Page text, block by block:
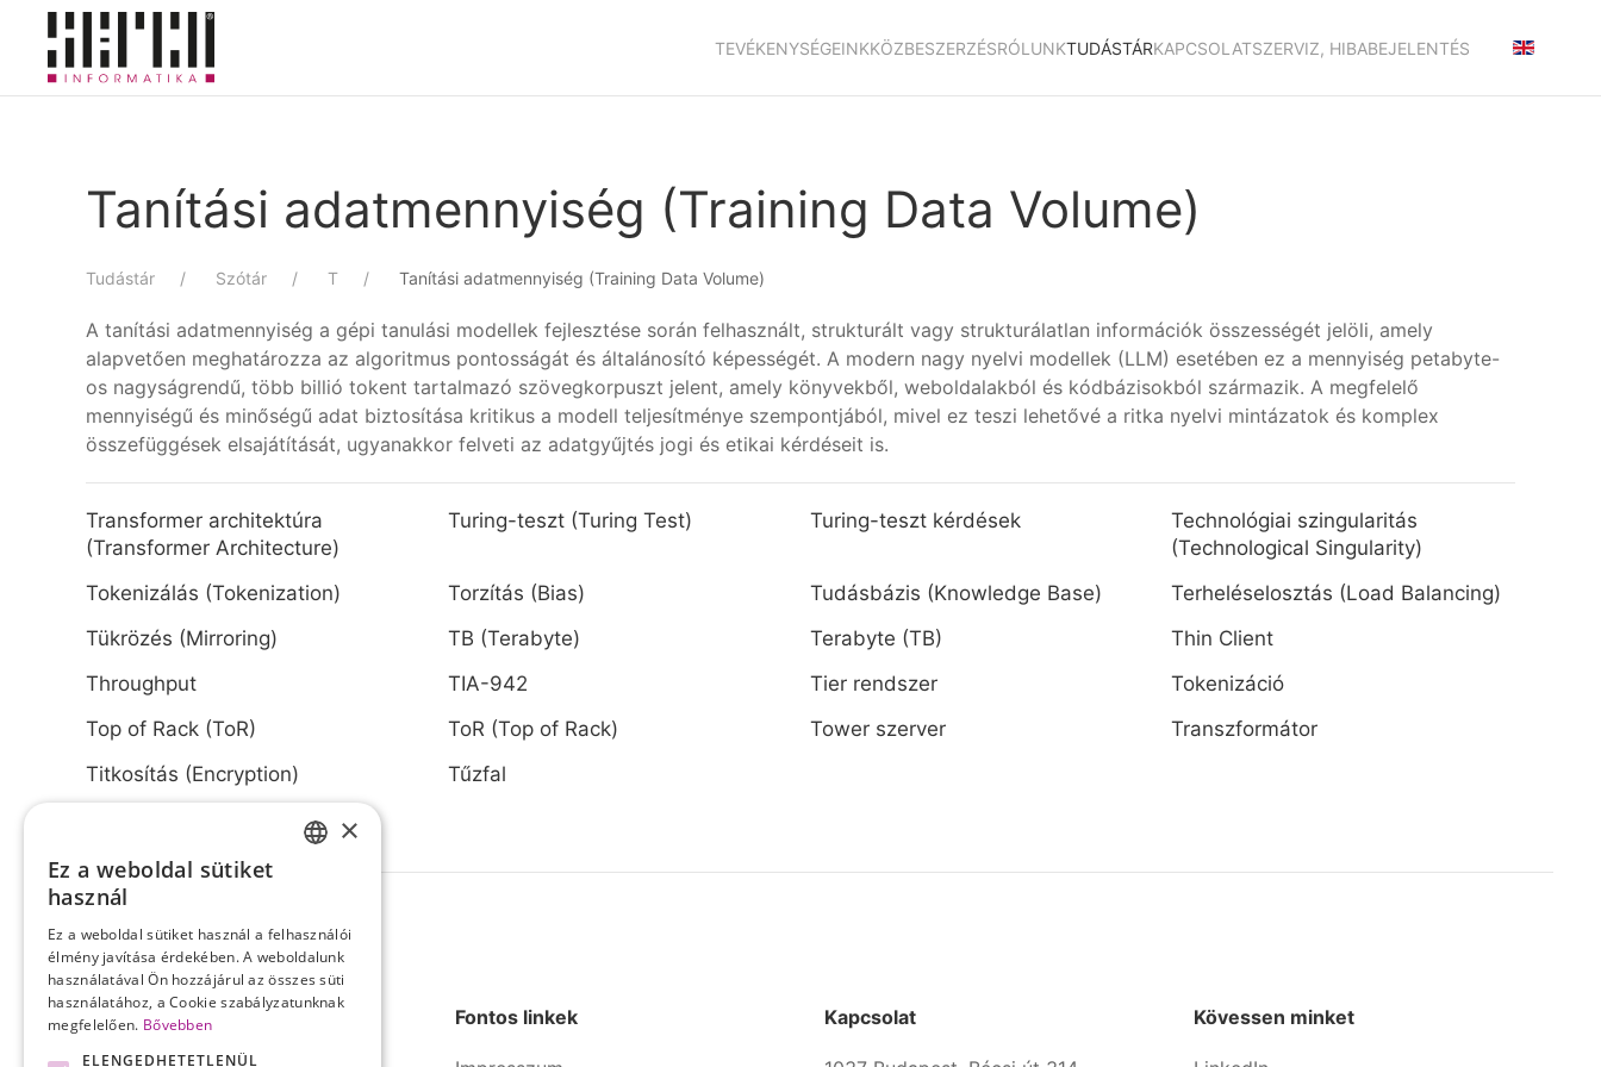
Skip to main content
TEVÉKENYSÉGEINKKÖZBESZERZÉSRÓLUNKTUDÁSTÁRKAPCSOLATSZERVIZ, HIBABEJELENTÉS
Tanítási adatmennyiség (Training Data Volume)
Tudástár Szótár T Tanítási adatmennyiség (Training Data Volume)
A tanítási adatmennyiség a gépi tanulási modellek fejlesztése során felhasznált, strukturált vagy strukturálatlan információk összességét jelöli, amely
alapvetően meghatározza az algoritmus pontosságát és általánosító képességét. A modern nagy nyelvi modellek (LLM) esetében ez a mennyiség petabyte-
os nagyságrendű, több billió tokent tartalmazó szövegkorpuszt jelent, amely könyvekből, weboldalakból és kódbázisokból származik. A megfelelő
mennyiségű és minőségű adat biztosítása kritikus a modell teljesítménye szempontjából, mivel ez teszi lehetővé a ritka nyelvi mintázatok és komplex
összefüggések elsajátítását, ugyanakkor felveti az adatgyűjtés jogi és etikai kérdéseit is.
Transformer architektúra
(Transformer Architecture)
Turing-teszt (Turing Test) Turing-teszt kérdések
Technológiai szingularitás
(Technological Singularity)
Tokenizálás (Tokenization)
Torzítás (Bias) Tudásbázis (Knowledge Base)
Terheléselosztás (Load Balancing)
Tükrözés (Mirroring)
TB (Terabyte) Terabyte (TB)
Thin Client
Throughput
TIA-942 Tier rendszer
Tokenizáció
Top of Rack (ToR)
ToR (Top of Rack) Tower szerver
Transzformátor
Titkosítás (Encryption)
Tűzfal
Fontos linkek Kapcsolat Kövessen minket
×
Ez a weboldal sütiket
használ
Ez a weboldal sütiket használ a felhasználói
élmény javítása érdekében. A weboldalunk
használatával Ön hozzájárul az összes süti
használatához, a Cookie szabályzatunknak
megfelelően. Bővebben
ELENGEDHETETLENÜL